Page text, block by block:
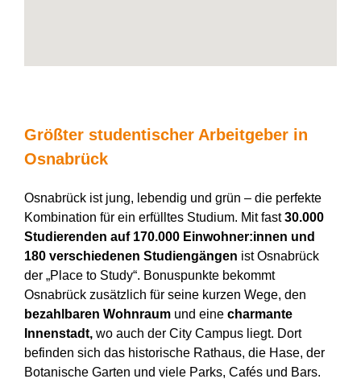
Größter studentischer Arbeitgeber in
Osnabrück
Osnabrück ist jung, lebendig und grün – die perfekte
Kombination für ein erfülltes Studium. Mit fast30.000
Studierenden auf 170.000 Einwohner:innen und
180 verschiedenen Studiengängen ist Osnabrück
der „Place to Study“. Bonuspunkte bekommt
Osnabrück zusätzlich für seine kurzen Wege, den
bezahlbaren Wohnraumund eine charmante
Innenstadt,wo auch der City Campus liegt. Dort
befinden sich das historische Rathaus, die Hase, der
Botanische Garten und viele Parks, Cafés und Bars.